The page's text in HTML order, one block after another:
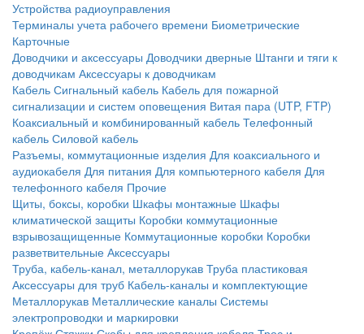
Устройства радиоуправления
Терминалы учета рабочего времени Биометрические
Карточные
Доводчики и аксессуары Доводчики дверные Штанги и тяги к
доводчикам Аксессуары к доводчикам
Кабель Сигнальный кабель Кабель для пожарной
сигнализации и систем оповещения Витая пара (UTP, FTP)
Коаксиальный и комбинированный кабель Телефонный
кабель Силовой кабель
Разъемы, коммутационные изделия Для коаксиального и
аудиокабеля Для питания Для компьютерного кабеля Для
телефонного кабеля Прочие
Щиты, боксы, коробки Шкафы монтажные Шкафы
климатической защиты Коробки коммутационные
взрывозащищенные Коммутационные коробки Коробки
разветвительные Аксессуары
Труба, кабель-канал, металлорукав Труба пластиковая
Аксессуары для труб Кабель-каналы и комплектующие
Металлорукав Металлические каналы Системы
электропроводки и маркировки